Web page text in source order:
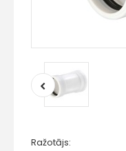
Ražotājs: